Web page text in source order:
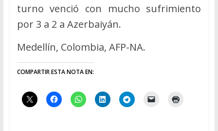
turno venció con mucho sufrimiento
por 3 a 2 a Azerbaiyán.
Medellín, Colombia, AFP-NA.
COMPARTIR ESTA NOTA EN: